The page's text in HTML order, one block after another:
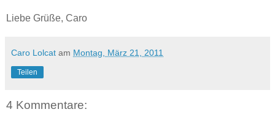
Liebe Grüße, Caro
Caro Lolcat am Montag, März 21, 2011
Teilen
4 Kommentare: